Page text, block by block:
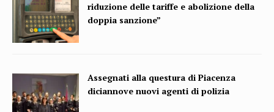
riduzione delle tariffe e abolizione della
doppia sanzione”
Assegnati alla questura di Piacenza
diciannove nuovi agenti di polizia